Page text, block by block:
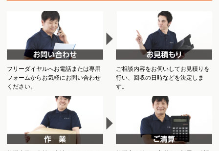
フリーダイヤルへお電話または専用
フォームからお気軽にお問い合わせ
ください。
ご相談内容をお伺いしてお見積りを
行い、回収の日時などを決定しま
す。